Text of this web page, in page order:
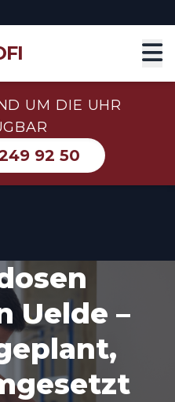
UM DIE UHR
92 50
Uelde –